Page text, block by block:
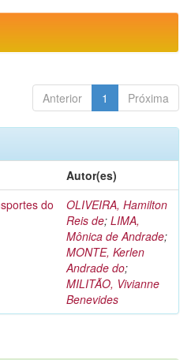
Anterior 1 Próxima
Autor(es)
do
OLIVEIRA, Hamilton
Reis de; LIMA,
Mônica de Andrade;
MONTE, Kerlen
Andrade do;
MILITÃO, Vivianne
Benevides